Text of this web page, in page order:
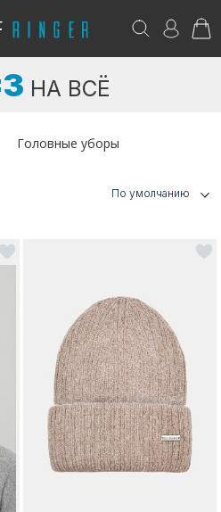
НА ВСЁ
Головные уборы
По умолчанию